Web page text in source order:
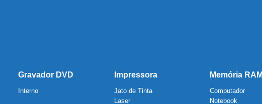
Gravador DVD
Interno
Impressora
Jato de Tinta
Laser
Memória RAM
Computador
Notebook